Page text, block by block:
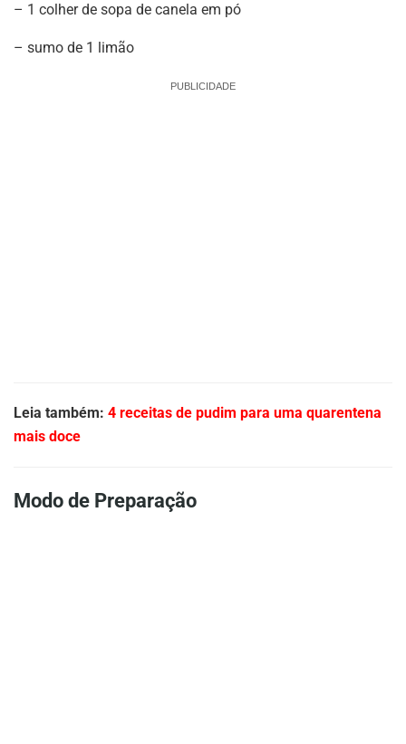
– 1 colher de sopa de canela em pó
– sumo de 1 limão
PUBLICIDADE
Leia também: 4 receitas de pudim para uma quarentena
mais doce
Modo de Preparação